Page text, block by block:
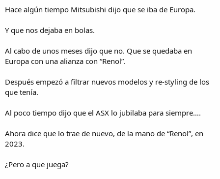
Hace algún tiempo Mitsubishi dijo que se iba de Europa.
Y que nos dejaba en bolas.
Al cabo de unos meses dijo que no. Que se quedaba en
Europa con una alianza con “Renol”.
Después empezó a filtrar nuevos modelos y re-styling de los
que tenía.
Al poco tiempo dijo que el ASX lo jubilaba para siempre….
Ahora dice que lo trae de nuevo, de la mano de “Renol”, en
2023.
¿Pero a que juega?